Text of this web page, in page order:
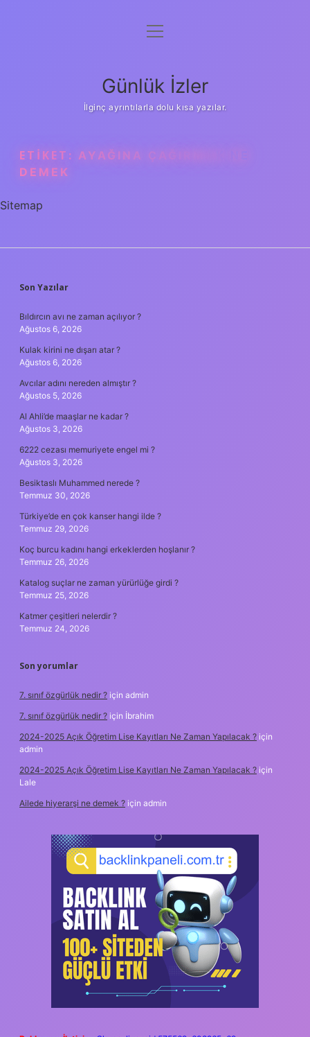
Anasayfa
Yasal Uyarı
menüyü
Günlük İzler
İlginç ayrıntılarla dolu kısa yazılar.
ETIKET: AYAĞINA ÇAĞIRMAK NE
DEMEK
Sitemap
SIDEBAR
Son Yazılar
Bıldırcın avı ne zaman açılıyor ?
Ağustos 6, 2026
Kulak kirini ne dışarı atar ?
Ağustos 6, 2026
Avcılar adını nereden almıştır ?
Ağustos 5, 2026
Al Ahli’de maaşlar ne kadar ?
Ağustos 3, 2026
6222 cezası memuriyete engel mi ?
Ağustos 3, 2026
Besiktaslı Muhammed nerede ?
Temmuz 30, 2026
Türkiye’de en çok kanser hangi ilde ?
Temmuz 29, 2026
Koç burcu kadını hangi erkeklerden hoşlanır ?
Temmuz 26, 2026
Katalog suçlar ne zaman yürürlüğe girdi ?
Temmuz 25, 2026
Katmer çeşitleri nelerdir ?
Temmuz 24, 2026
Son yorumlar
7. sınıf özgürlük nedir ? için admin
7. sınıf özgürlük nedir ? için İbrahim
2024-2025 Açık Öğretim Lise Kayıtları Ne Zaman Yapılacak ? için
admin
2024-2025 Açık Öğretim Lise Kayıtları Ne Zaman Yapılacak ? için
Lale
Ailede hiyerarşi ne demek ? için admin